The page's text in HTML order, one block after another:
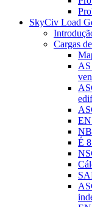
SkyCiv Load
Cargas
AS
EN
É